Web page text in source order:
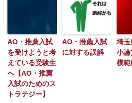
AO・推薦入試
を受けようと考
えている受験生
へ【AO・推薦
入試のためのス
トラテジー】
AO・推薦入試
に対する誤解
埼玉
小論
模範